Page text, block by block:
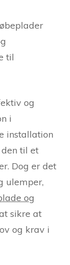
til
og
i
installation
til et
Dog er det
ulemper,
og
sikre at
og krav i